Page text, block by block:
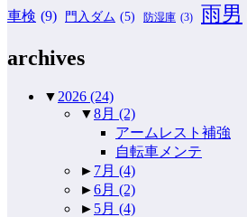
車検 (9) 門入ダム (5) 防湿庫 (3) 雨男
archives
▼ 2026 (24)
▼8月 (2)
アームレスト補強
自転車メンテ
► 7月 (4)
►6月 (2)
► 5月 (4)